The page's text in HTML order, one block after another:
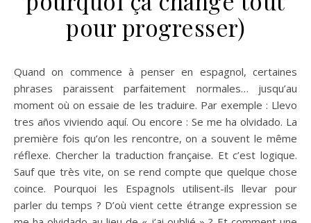
pour progresser)
Quand on commence à penser en espagnol, certaines
phrases paraissent parfaitement normales… jusqu’au
moment où on essaie de les traduire. Par exemple : Llevo
tres años viviendo aquí. Ou encore : Se me ha olvidado. La
première fois qu’on les rencontre, on a souvent le même
réflexe. Chercher la traduction française. Et c’est logique.
Sauf que très vite, on se rend compte que quelque chose
coince. Pourquoi les Espagnols utilisent-ils llevar pour
parler du temps ? D’où vient cette étrange expression se